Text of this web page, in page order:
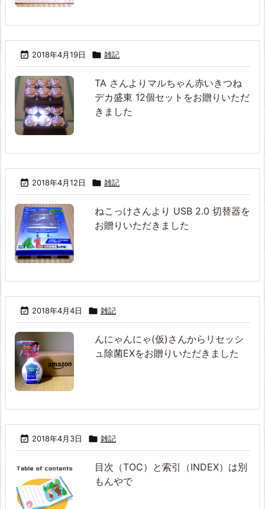
 2018年4月19日  雑記
TA さんよりマルちゃん赤いきつね
デカ盛東 12個セットをお贈りいただ
きました
 2018年4月12日  雑記
ねこっけさんより USB 2.0 切替器を
お贈りいただきました
 2018年4月4日  雑記
んにゃんにゃ(仮)さんからリセッシ
ュ除菌EXをお贈りいただきました
 2018年4月3日  雑記
目次（TOC）と索引（INDEX）は別
もんやで